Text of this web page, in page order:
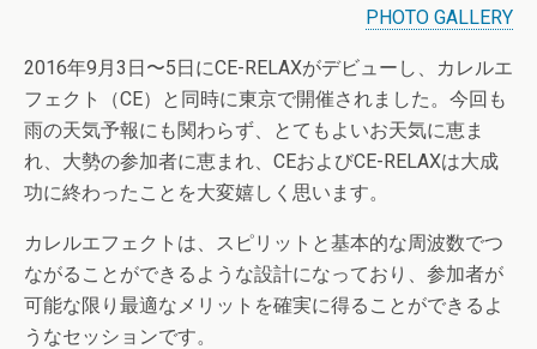
PHOTO GALLERY
2016年9月3日〜5日にCE-RELAXがデビューし、カレルエ
フェクト（CE）と同時に東京で開催されました。今回も
雨の天気予報にも関わらず、とてもよいお天気に恵ま
れ、大勢の参加者に恵まれ、CEおよびCE-RELAXは大成
功に終わったことを大変嬉しく思います。
カレルエフェクトは、スピリットと基本的な周波数でつ
ながることができるような設計になっており、参加者が
可能な限り最適なメリットを確実に得ることができるよ
うなセッションです。